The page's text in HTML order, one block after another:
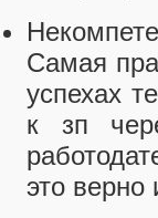
Самая
успехах
к зп
это